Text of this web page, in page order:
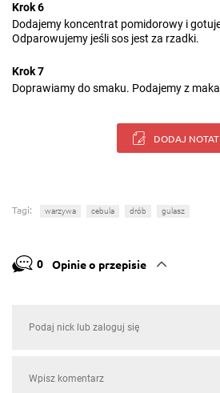
Krok 6
Dodajemy koncentrat pomidorowy i
Odparowujemy jeśli sos jest za rzadki.
Krok 7
Doprawiamy do smaku. Podajemy z
DODAJ
Tagi: warzywa cebula drób gulasz
0 Opinie o przepisie